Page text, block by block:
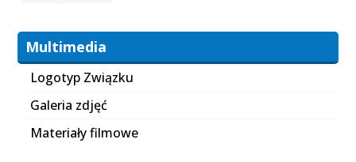
Multimedia
Logotyp Związku
Galeria zdjęć
Materiały filmowe